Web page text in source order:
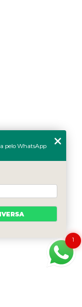
1
pelo WhatsApp